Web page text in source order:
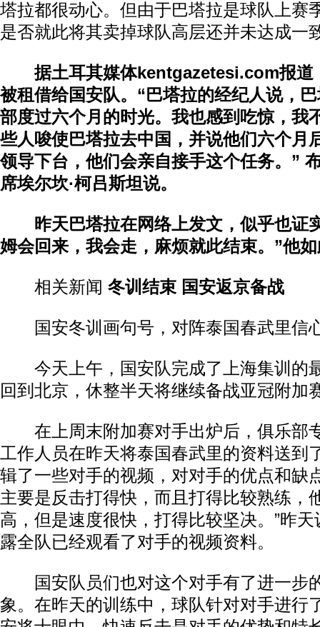
塔拉都很动心。但由于巴塔拉是球队上赛
是否就此将其卖掉球队高层还并未达成一
据土耳其媒体kentgazetesi.com报道
被租借给国安队。“巴塔拉的经纪人说，
部度过六个月的时光。我也感到吃惊，我
些人唆使巴塔拉去中国，并说他们六个月
领导下台，他们会亲自接手这个任务。”
席埃尔坎·柯吕斯坦说。
昨天巴塔拉在网络上发文，似乎也证
姆会回来，我会走，麻烦就此结束。”他
相关新闻 冬训结束 国安返京备战
国安冬训画句号，对阵泰国春武里信
今天上午，国安队完成了上海集训的
回到北京，休整半天将继续备战亚冠附加
在上周末附加赛对手出炉后，俱乐部
工作人员在昨天将泰国春武里的资料送到
辑了一些对手的视频，对对手的优点和缺
主要是反击打得快，而且打得比较熟练，
高，但是速度很快，打得比较坚决。”昨
露全队已经观看了对手的视频资料。
国安队员们也对这个对手有了进一步
象。在昨天的训练中，球队针对对手进行